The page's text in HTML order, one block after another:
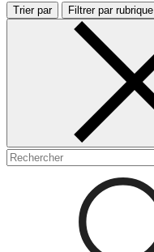
Trier par Filtrer par rubrique